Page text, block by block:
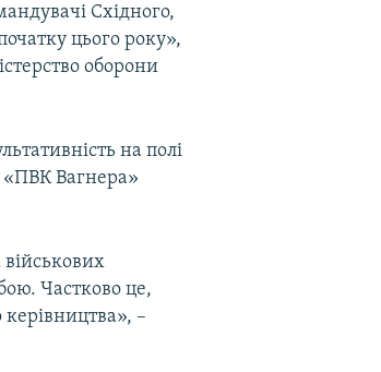
Східного,
цього року»,
оборони
на полі
«ПВК Вагнера»
Частково це,
–